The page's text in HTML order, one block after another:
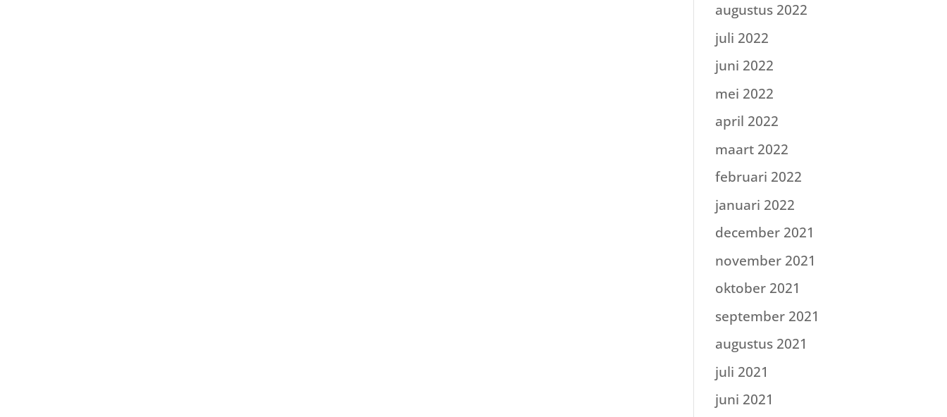
augustus 2022
juli 2022
juni 2022
mei 2022
april 2022
maart 2022
februari 2022
januari 2022
december 2021
november 2021
oktober 2021
september 2021
augustus 2021
juli 2021
juni 2021